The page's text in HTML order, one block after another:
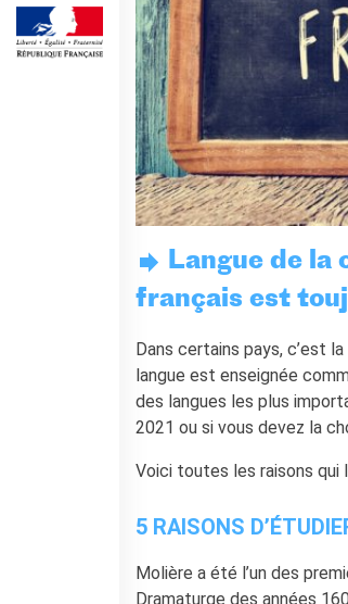
BAMBINI
CINÉMA
ÉVÉNEMENTS
MÉDIATHÈQUE
PROFESSEURS ET
ÉCOLES
Attività per le scuole
scuole
Offerta formativa
Programme
Chaire Méditerranée
Prix de Lubac
Bourses
Archivio
LOCATIONS
QUI SOMMES-NOUS?
Langue de la
français est
Dans certains pays, c’est
langue est enseignée
des langues les plus
2021 ou si vous devez la
Voici toutes les raisons
5 RAISONS
Molière a été l’un des
Dramaturge des années